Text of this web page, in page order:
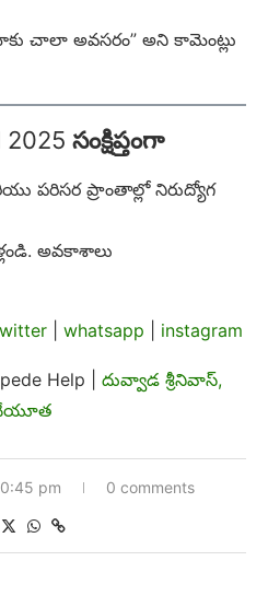
చాలా అవసరం” అని కామెంట్లు
2025 సంక్షిప్తంగా
పరిసర ప్రాంతాల్లో నిరుద్యోగ
అవకాశాలు
whatsapp instagram
Help | దువ్వాడ శ్రీనివాస్,
pm 0 comments